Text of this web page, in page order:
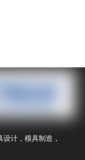
计，模具制造，